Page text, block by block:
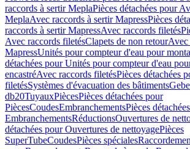
raccords à sertir MeplaPièces détachées pour
MeplaAvec raccords à sertir MapressPièces
raccords à sertir MapressAvec raccords filetés
Avec raccords filetésClapets de non retourAvec
MapressUnités pour compteur d'eau pour
détachées pour Unités pour compteur d'eau
encastréAvec raccords filetésPièces détachées
filetésSystèmes d'évacuation des bâtiments
db20TuyauxPiècesPièces détachées pour
PiècesCoudesEmbranchementsPièces
EmbranchementsRéductionsOuvertures de
détachées pour Ouvertures de nettoyagePièces
SuperTubeCoudesPièces spéciales